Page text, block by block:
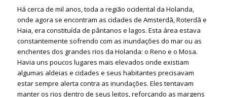
Há cerca de mil anos, toda a região ocidental da Holanda,
onde agora se encontram as cidades de Amsterdã, Roterdã e
Haia, era constituída de pântanos e lagos. Esta área estava
constantemente sofrendo com as inundações do mar ou as
enchentes dos grandes rios da Holanda: o Reno e o Mosa.
Havia uns poucos lugares mais elevados onde existiam
algumas aldeias e cidades e seus habitantes precisavam
estar sempre alerta contra as inundações. Eles tentavam
manter os rios dentro de seus leitos, reforçando as margens